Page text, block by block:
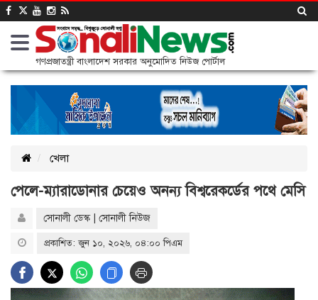
গণপ্রজাতন্ত্রী বাংলাদেশ সরকার অনুমোদিত নিউজ পোর্টাল
খেলা
পেলে-ম্যারাডোনার চেয়েও অনন্য বিশ্বরেকর্ডের পথে মেসি
সোনালী ডেস্ক | সোনালী নিউজ
প্রকাশিত: জুন ১০, ২০২৬, ০৪:০০ পিএম